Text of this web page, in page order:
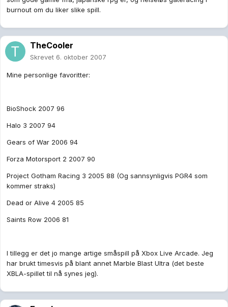
burnout om du liker slike spill.
TheCooler
Skrevet 6. oktober 2007
Mine personlige favoritter:
BioShock 2007 96
Halo 3 2007 94
Gears of War 2006 94
Forza Motorsport 2 2007 90
Project Gotham Racing 3 2005 88 (Og sannsynligvis PGR4 som
kommer straks)
Dead or Alive 4 2005 85
Saints Row 2006 81
I tillegg er det jo mange artige småspill på Xbox Live Arcade. Jeg
har brukt timesvis på blant annet Marble Blast Ultra (det beste
XBLA-spillet til nå synes jeg).